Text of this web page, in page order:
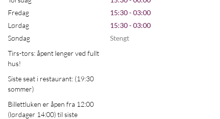
Fredag
15:30 - 03:00
Lørdag
15:30 - 03:00
Søndag
Stengt
Tirs-tors: åpent lenger ved fullt
hus!
Siste seat i restaurant: (19:30
sommer)
Billettluken er åpen fra 12:00
(lørdager 14:00) til siste